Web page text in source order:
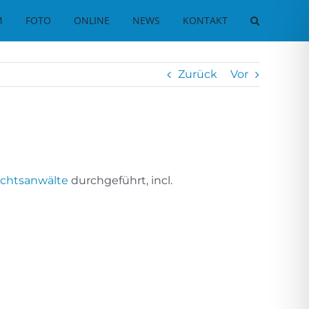
FOTO ONLINE NEWS KONTAKT
Zurück Vor
durchgeführt, incl.